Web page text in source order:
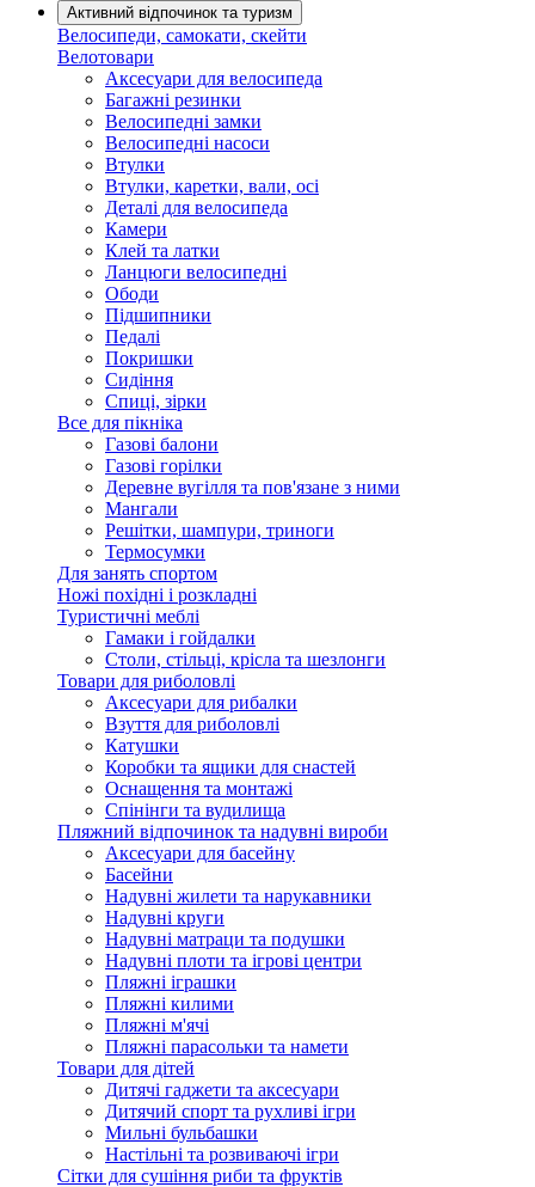
Активний відпочинок та туризм
Велосипеди, самокати, скейти
Велотовари
Аксесуари для велосипеда
Багажні резинки
Велосипедні замки
Велосипедні насоси
Втулки
Втулки, каретки, вали, осі
Деталі для велосипеда
Камери
Клей та латки
Ланцюги велосипедні
Ободи
Підшипники
Педалі
Покришки
Сидіння
Спиці, зірки
Все для пікніка
Газові балони
Газові горілки
Деревне вугілля та пов'язане з ними
Мангали
Решітки, шампури, триноги
Термосумки
Для занять спортом
Ножі похідні і розкладні
Туристичні меблі
Гамаки і гойдалки
Столи, стільці, крісла та шезлонги
Товари для риболовлі
Аксесуари для рибалки
Взуття для риболовлі
Катушки
Коробки та ящики для снастей
Оснащення та монтажі
Спінінги та вудилища
Пляжний відпочинок та надувні вироби
Аксесуари для басейну
Басейни
Надувні жилети та нарукавники
Надувні круги
Надувні матраци та подушки
Надувні плоти та ігрові центри
Пляжні іграшки
Пляжні килими
Пляжні м'ячі
Пляжні парасольки та намети
Товари для дітей
Дитячі гаджети та аксесуари
Дитячий спорт та рухливі ігри
Мильні бульбашки
Настільні та розвиваючі ігри
Сітки для сушіння риби та фруктів